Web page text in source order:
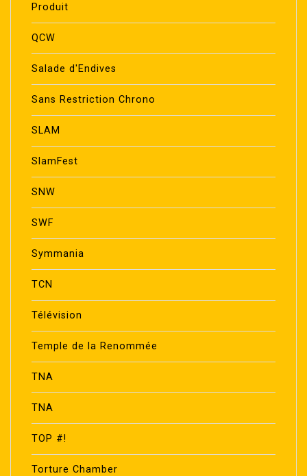
Produit
QCW
Salade d'Endives
Sans Restriction Chrono
SLAM
SlamFest
SNW
SWF
Symmania
TCN
Télévision
Temple de la Renommée
TNA
TNA
TOP #!
Torture Chamber